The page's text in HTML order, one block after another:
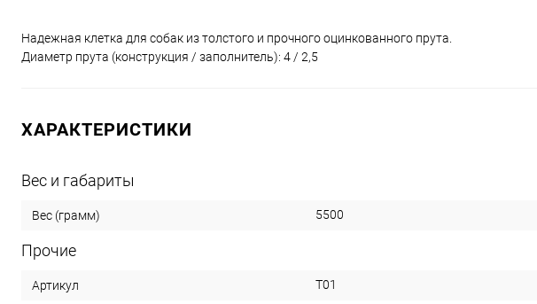
Надежная клетка для собак из толстого и прочного оцинкованного прута.
Диаметр прута (конструкция / заполнитель): 4 / 2,5
ХАРАКТЕРИСТИКИ
Вес и габариты
Вес (грамм) 5500
Прочие
Артикул T01